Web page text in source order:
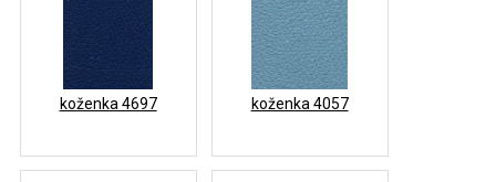
koženka 4697 koženka 4057